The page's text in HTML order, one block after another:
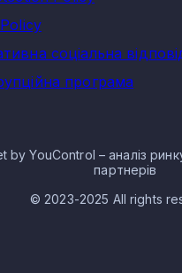
соціальна
програма
by YouControl – аналіз
партнерів
© 2023-2025 All rights